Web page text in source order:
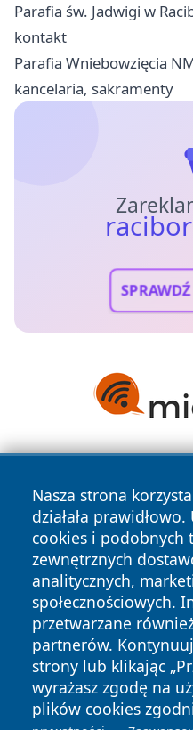
Parafia św. Jadwigi w
kontakt
Parafia Wniebowzięcia
kancelaria, sakramenty
Nasza strona
działała
cookies i podobnych
zewnętrznych
analitycznych,
społecznościowych.
przetwarzane
partnerów.
strony lub klikając
wyrażasz zgodę na
plików cookies
Copyright © 2026
zastrzeżone.
News Autorzy